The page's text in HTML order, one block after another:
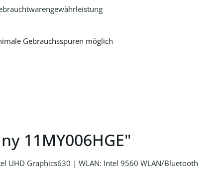
Gebrauchsspuren möglich
11MY006HGE"
UHD Graphics630 | WLAN: Intel 9560 WLAN/Bluetooth